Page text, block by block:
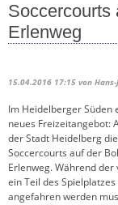
Soccercourts
Erlenweg
15.04.2016 17:15 von Hans-
Im Heidelberger
neues Freizeitangebot:
der Stadt Heidelberg
Soccercourts auf der
Erlenweg. Während
ein Teil des
angefahren werden